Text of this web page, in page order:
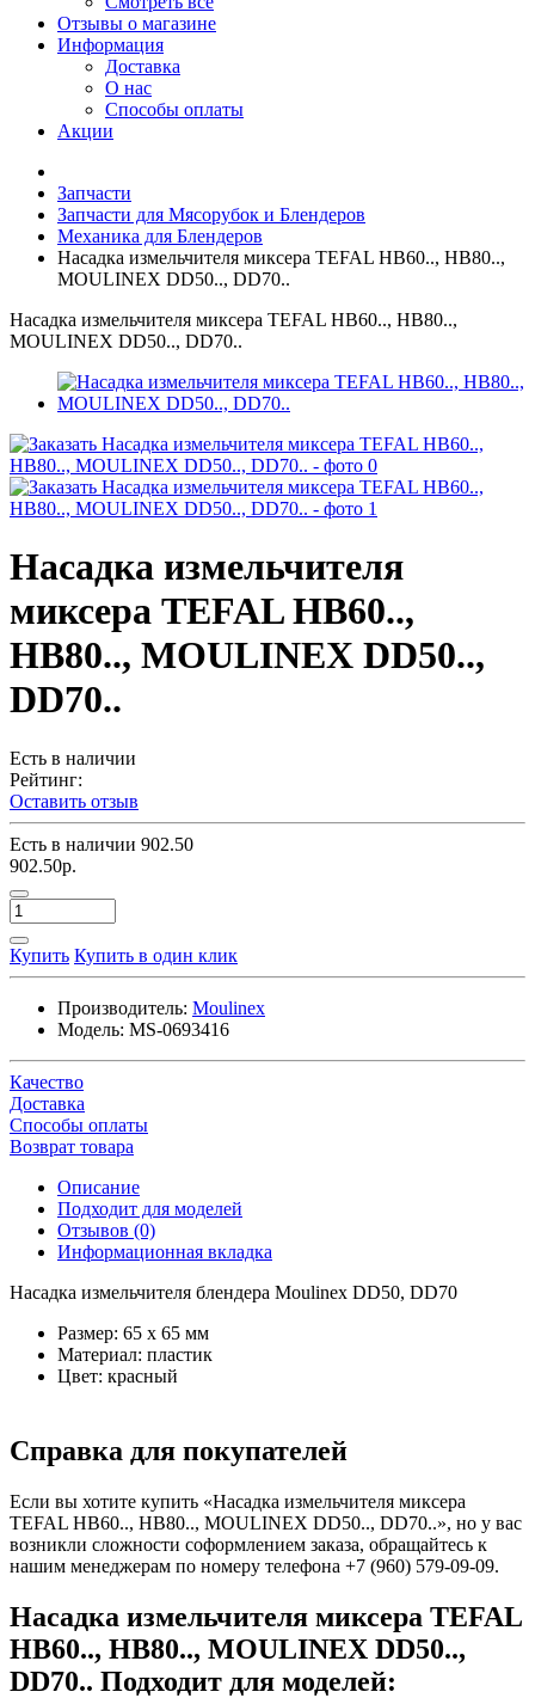
Отзывы о магазине
Информация
Доставка
О нас
Способы оплаты
Акции
Запчасти
Запчасти для Мясорубок и Блендеров
Механика для Блендеров
Насадка измельчителя миксера TEFAL HB60.., HB80..,
MOULINEX DD50.., DD70..
Насадка измельчителя миксера TEFAL HB60.., HB80..,
MOULINEX DD50.., DD70..
Насадка измельчителя
миксера TEFAL HB60..,
HB80.., MOULINEX DD50..,
DD70..
Есть в наличии
Рейтинг:
Оставить отзыв
Есть в наличии 902.50
902.50р.
Купить Купить в один клик
Производитель: Moulinex
Модель: MS-0693416
Качество
Доставка
Способы оплаты
Возврат товара
Описание
Подходит для моделей
Отзывов (0)
Информационная вкладка
Насадка измельчителя блендера Moulinex DD50, DD70
Размер: 65 х 65 мм
Материал: пластик
Цвет: красный
Справка для покупателей
Если вы хотите купить «Насадка измельчителя миксера
TEFAL HB60.., HB80.., MOULINEX DD50.., DD70..», но у вас
возникли сложности соформлением заказа, обращайтесь к
нашим менеджерам по номеру телефона +7 (960) 579-09-09.
Насадка измельчителя миксера TEFAL
HB60.., HB80.., MOULINEX DD50..,
DD70.. Подходит для моделей: